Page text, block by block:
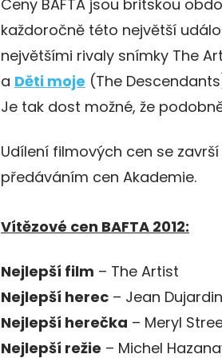
Ceny BAFTA jsou britskou
každoročně této největší
největšími rivaly snímky The
a Děti moje (The
Je tak dost možné, že
Udílení filmových cen se
předáváním cen Akademie.
Vítězové cen BAFTA 2012:
Nejlepší film – The Artist
Nejlepší herec – Jean
Nejlepší herečka – Meryl
Nejlepší režie – Michel